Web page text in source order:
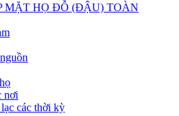
MẶT HỌ ĐỖ (ĐẬU) TOÀN
nơi
các thời kỳ